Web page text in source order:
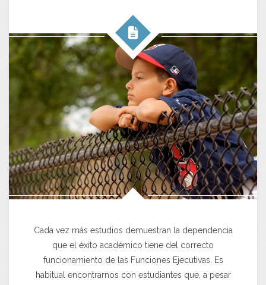
Cada vez más estudios demuestran la dependencia
que el éxito académico tiene del correcto
funcionamiento de las Funciones Ejecutivas. Es
habitual encontrarnos con estudiantes que, a pesar